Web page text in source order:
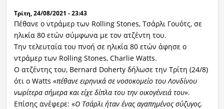
Τρίτη, 24/08/2021 - 23:43
Πέθανε ο ντράμερ των Rolling Stones, Τσάρλι Γουότς, σε
ηλικία 80 ετών σύμφωνα με τον ατζέντη του.
Την τελευταία του πνοή σε ηλικία 80 ετών άφησε ο
ντράμερ των Rolling Stones, Charlie Watts.
Ο ατζέντης του, Bernard Doherty δήλωσε την Τρίτη (24/8)
ότι ο Watts «πέθανε ειρηνικά σε νοσοκομείο του Λονδίνου
νωρίτερα σήμερα και είχε δίπλα του την οικογένειά του».
Επίσης ανέφερε: «Ο Τσάρλι ήταν ένας αγαπημένος σύζυγος,